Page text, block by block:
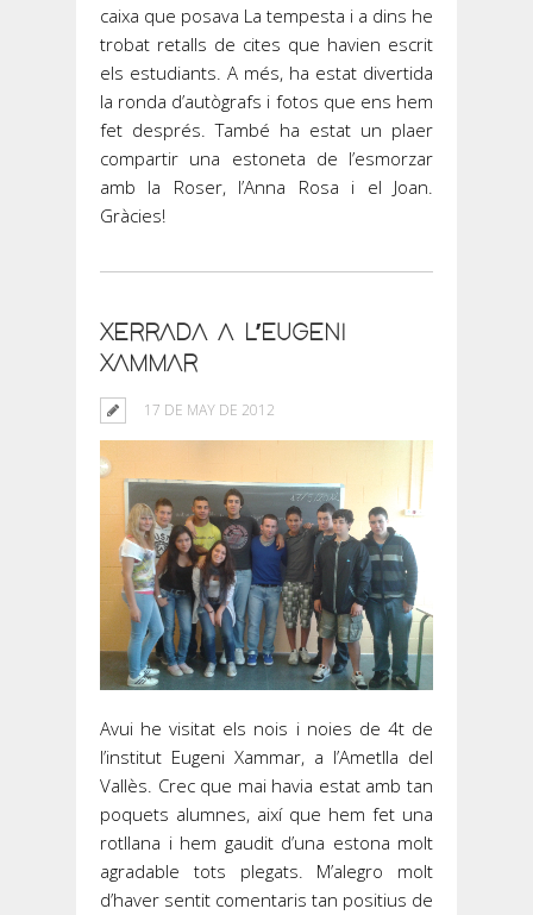
caixa que posava La tempesta i a dins he
trobat retalls de cites que havien escrit
els estudiants. A més, ha estat divertida
la ronda d’autògrafs i fotos que ens hem
fet després. També ha estat un plaer
compartir una estoneta de l’esmorzar
amb la Roser, l’Anna Rosa i el Joan.
Gràcies!
XERRADA A L’EUGENI
XAMMAR
17 DE MAY DE 2012
Avui he visitat els nois i noies de 4t de
l’institut Eugeni Xammar, a l’Ametlla del
Vallès. Crec que mai havia estat amb tan
poquets alumnes, així que hem fet una
rotllana i hem gaudit d’una estona molt
agradable tots plegats. M’alegro molt
d’haver sentit comentaris tan positius de